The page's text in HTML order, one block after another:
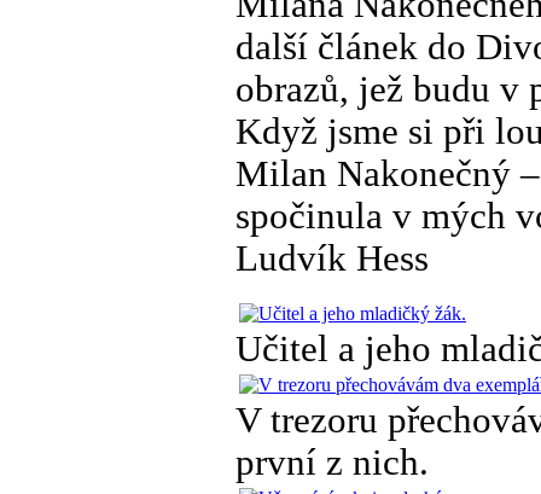
další článek do
obrazů, jež budu
Když jsme si při
Milan Nakonečný
spočinula v mých
Ludvík Hess
Učitel a jeho
V trezoru
první z nich.